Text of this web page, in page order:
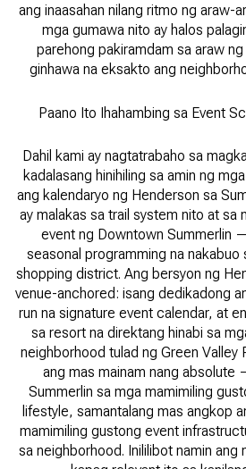
ang inaasahan nilang ritmo ng araw-
mga gumawa nito ay halos
parehong pakiramdam sa araw
ginhawa na eksakto ang
Paano Ito Ihahambing sa Event
Dahil kami ay nagtatrabaho sa
kadalasang hinihiling sa amin ng
ang kalendaryo ng Henderson sa
ay malakas sa trail system nito at sa
event ng Downtown Summerlin
seasonal programming na nakabuo
shopping district. Ang bersyon ng
venue-anchored: isang dedikadong
run na signature event calendar, at
sa resort na direktang hinabi sa
neighborhood tulad ng Green Valley
ang mas mainam nang absolute
Summerlin sa mga mamimiling
lifestyle, samantalang mas angkop
mamimiling gustong event
sa neighborhood. Inililibot namin ang